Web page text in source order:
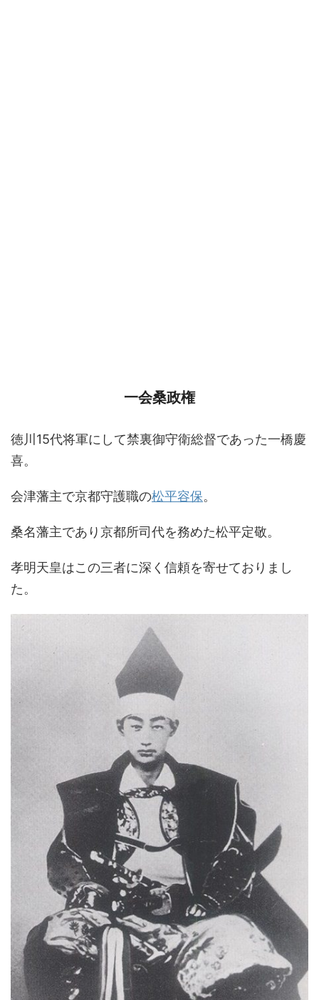
一会桑政権
徳川15代将軍にして禁裏御守衛総督であった一橋慶
喜。
会津藩主で京都守護職の松平容保。
桑名藩主であり京都所司代を務めた松平定敬。
孝明天皇はこの三者に深く信頼を寄せておりまし
た。